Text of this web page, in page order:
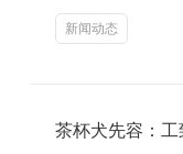
新闻动态
茶杯犬先容：